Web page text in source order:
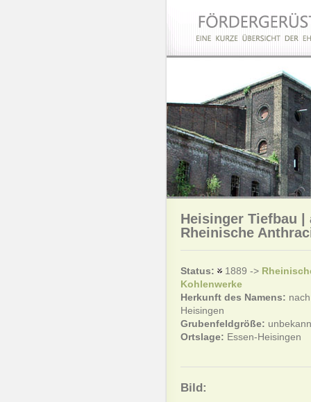
Heisinger Tiefbau |
Rheinische
Status: 1889 ->
Kohlenwerke
Herkunft des Namens:
Heisingen
Grubenfeldgröße:
Ortslage: Essen-Heisingen
Bild: